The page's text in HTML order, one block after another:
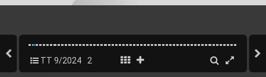
TT 9/2024 2